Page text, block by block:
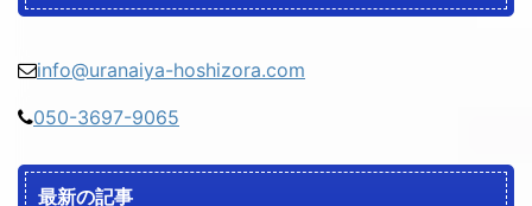
info@uranaiya-hoshizora.com
050-3697-9065
最新の記事